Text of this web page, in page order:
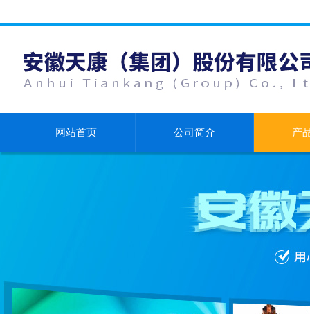
网站首页 公司简介 产